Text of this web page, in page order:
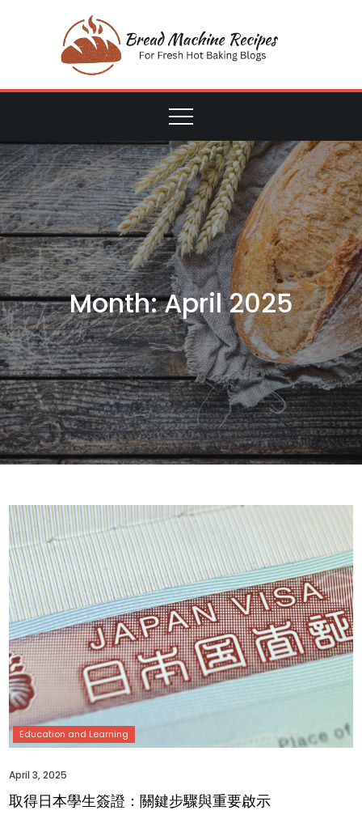
Blogs
Month:April 2025
April 3, 2025
取得日本學生簽證：關鍵步驟與重要啟示